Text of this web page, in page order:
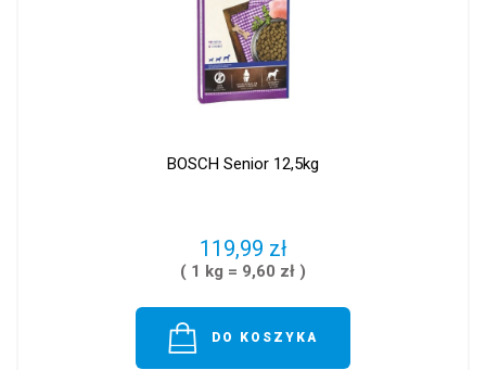
BOSCH Senior 12,5kg
119,99 zł
( 1 kg = 9,60 zł )
DO KOSZYKA